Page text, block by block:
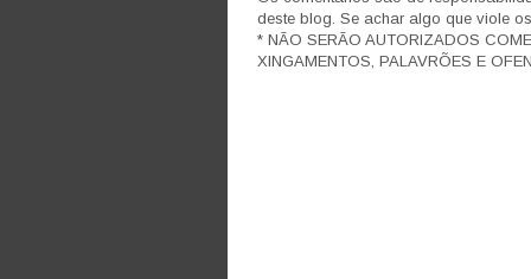
deste blog. Se achar algo que viole
* NÃO SERÃO AUTORIZADOS
XINGAMENTOS, PALAVRÕES E